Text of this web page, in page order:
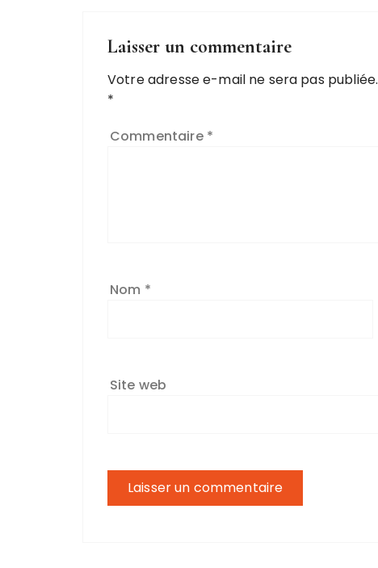
Laisser un commentaire
Votre adresse e-mail ne sera pas publiée.
*
Commentaire *
Nom *
Site web